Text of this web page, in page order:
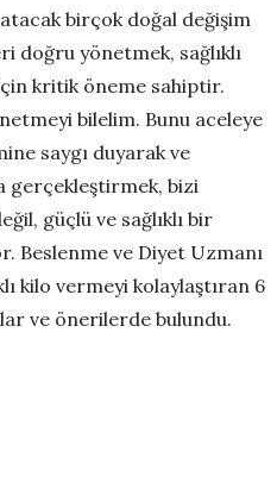
birçok doğal değişim
doğru yönetmek, sağlıklı
kritik öneme sahiptir.
bilelim. Bunu aceleye
saygı duyarak ve
gerçekleştirmek, bizi
güçlü ve sağlıklı bir
Beslenme ve Diyet Uzmanı
kilo vermeyi kolaylaştıran 6
ve önerilerde bulundu.